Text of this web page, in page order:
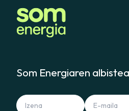
Som Energiaren